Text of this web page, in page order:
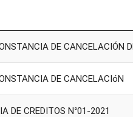
DE CANCELACIÓN
DE CANCELACIóN
DE CREDITOS N°01-2021